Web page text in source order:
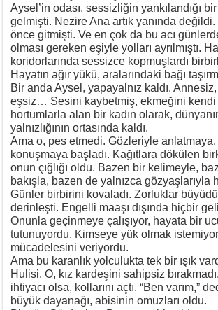
Aysel’in odası, sessizliğin yankılandığı
gelmişti. Nezire Ana artık yanında değildi.
önce gitmişti. Ve en çok da bu acı
olması gereken eşiyle yolları ayrılmıştı.
koridorlarında sessizce kopmuşlardı
Hayatın ağır yükü, aralarındaki bağı
Bir anda Aysel, yapayalnız kaldı. Annesiz,
eşsiz… Sesini kaybetmiş, ekmeğini kendi
hortumlarla alan bir kadın olarak,
yalnızlığının ortasında kaldı.
Ama o, pes etmedi. Gözleriyle
konuşmaya başladı. Kağıtlara dökülen
onun çığlığı oldu. Bazen bir kelimeyle,
bakışla, bazen de yalnızca gözyaşlarıyla
Günler birbirini kovaladı. Zorluklar
derinleşti. Engelli maaşı dışında hiçbir
Onunla geçinmeye çalışıyor, hayata bir
tutunuyordu. Kimseye yük olmak
mücadelesini veriyordu.
Ama bu karanlık yolculukta tek bir ışık
Hulisi. O, kız kardeşini sahipsiz
ihtiyacı olsa, kollarını açtı. “Ben varım,”
büyük dayanağı, abisinin omuzları oldu.